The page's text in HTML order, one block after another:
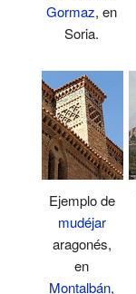
Gormaz, en
Soria.
Ejemplo de
mudéjar
aragonés,
en
Montalbán,